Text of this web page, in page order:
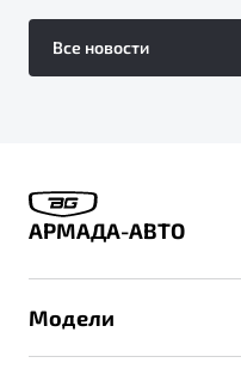
Все новости
АРМАДА-АВТО
Модели